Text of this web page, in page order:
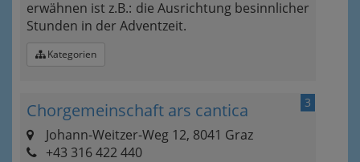
erwähnen ist z.B.: die Ausrichtung besinnlicher
Stunden in der Adventzeit.
Kategorien
3
Chorgemeinschaft ars cantica
Johann-Weitzer-Weg 12, 8041 Graz
+43 316 422 440